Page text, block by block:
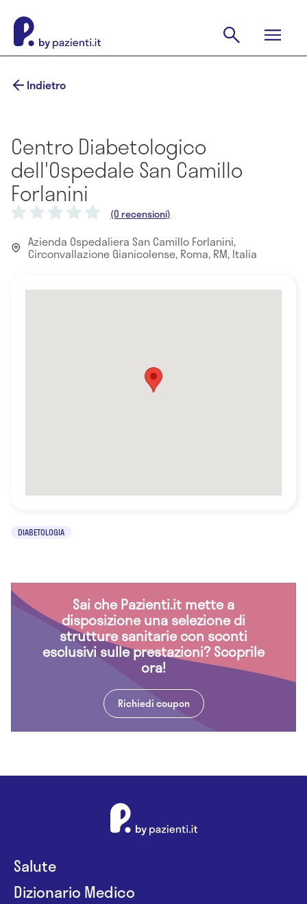
Indietro
Centro Diabetologico
dell'Ospedale San Camillo
Forlanini
(0 recensioni)
Azienda Ospedaliera San Camillo Forlanini,
Circonvallazione Gianicolense, Roma, RM, Italia
DIABETOLOGIA
Sai che Pazienti.it mette a
disposizione una selezione di
strutture sanitarie con sconti
esclusivi sulle prestazioni? Scoprile
ora!
Richiedi coupon
Salute
Dizionario Medico